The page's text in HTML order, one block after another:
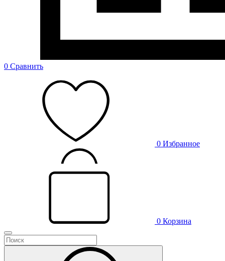
0 Сравнить
0 Избранное
0 Корзина